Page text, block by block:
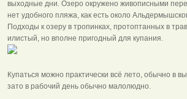
выходные дни. Озеро окружено живописными
нет удобного пляжа, как есть около
Подходы к озеру в тропинках, протоптанных в
илистый, но вполне пригодный для купания.
Купаться можно практически всё лето, обычно в
зато в рабочий день обычно малолюдно.